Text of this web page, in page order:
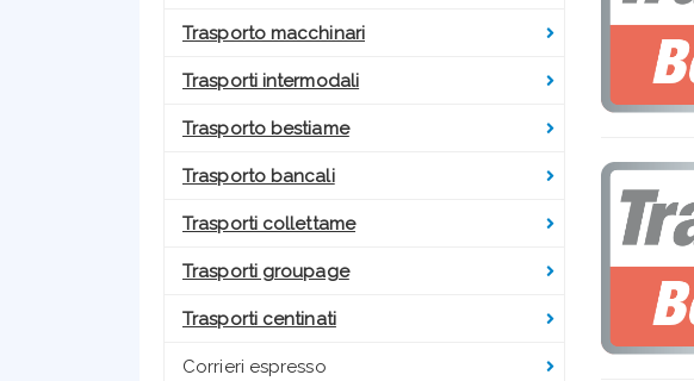
Trasporto macchinari
Trasporti intermodali
Trasporto bestiame
Trasporto bancali
Trasporti collettame
Trasporti groupage
Trasporti centinati
Corrieri espresso